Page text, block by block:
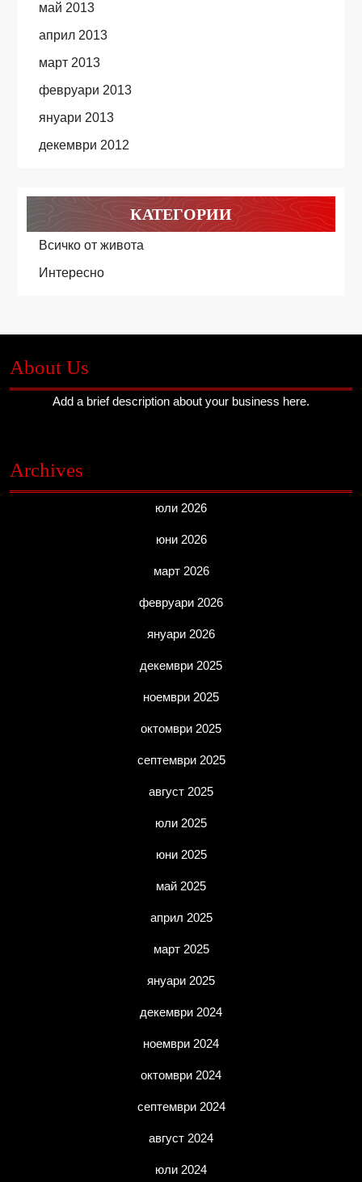
май 2013
април 2013
март 2013
февруари 2013
януари 2013
декември 2012
КАТЕГОРИИ
Всичко от живота
Интересно
About Us
Add a brief description about your business here.
Archives
юли 2026
юни 2026
март 2026
февруари 2026
януари 2026
декември 2025
ноември 2025
октомври 2025
септември 2025
август 2025
юли 2025
юни 2025
май 2025
април 2025
март 2025
януари 2025
декември 2024
ноември 2024
октомври 2024
септември 2024
август 2024
юли 2024